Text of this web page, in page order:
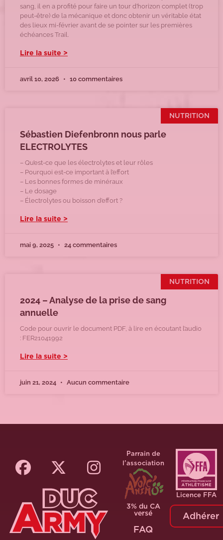
sang, il en a profité pour faire un tour d’horizon complet (trop
peut-être) de la mécanique et donc obtenir un véritable état
des lieux mi-février avant de se pointer sur les premières
échéances Trail.
Lire la suite >
avril 10, 2026 10 commentaires
NUTRITION
Sébastien Diefenbronn nous parle
ELECTROLYTES
– Qu’est-ce que les électrolytes et leur rôles
– Pourquoi est-ce important à l’effort
– Les bonnes formes de minéraux
– Le dosage
– Électrolytes ou boisson d’effort ?
Lire la suite >
mai 9, 2025 24 commentaires
NUTRITION
2024 – Analyse de la prise de sang
annuelle
Code pour ouvrir le document PDF, à lire en écoutant l’audio
: FER21041992
Lire la suite >
juin 21, 2024 Aucun commentaire
Parrain de
l’association
3% du CA
versé
FAQ
Licence FFA
Adhérer